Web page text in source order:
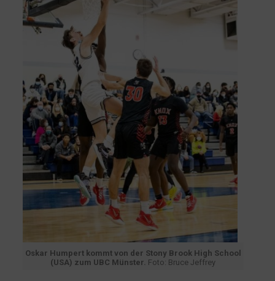
Oskar Humpert kommt von der Stony Brook High School
(USA) zum UBC Münster. Foto: Bruce Jeffrey